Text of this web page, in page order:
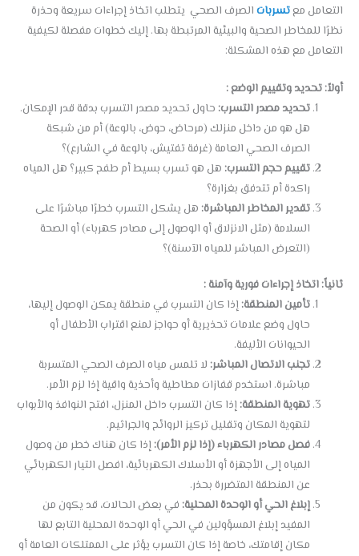
التعامل معتسرباتالصرف الصحي يتطلب اتخاذ إجراءات سريعة وحذرة
نظرًا للمخاطر الصحية والبيئية المرتبطة بها. إليك خطوات مفصلة لكيفية
التعامل مع هذه المشكلة:
أولاً: تحديد وتقييم الوضع :
تحديد مصدر التسرب:حاول تحديد مصدر التسرب بدقة قدر الإمكان.
هل هو من داخل منزلك (مرحاض، حوض، بالوعة) أم من شبكة
الصرف الصحي العامة (غرفة تفتيش، بالوعة في الشارع)؟
تقييم حجم التسرب:هل هو تسرب بسيط أم طفح كبير؟ هل المياه
راكدة أم تتدفق بغزارة؟
تقدير المخاطر المباشرة:هل يشكل التسرب خطرًا مباشرًا على
السلامة (مثل الانزلاق أو الوصول إلى مصادر كهرباء) أو الصحة
(التعرض المباشر للمياه الآسنة)؟
ثانياً: اتخاذ إجراءات فورية وآمنة :
تأمين المنطقة:إذا كان التسرب في منطقة يمكن الوصول إليها،
حاول وضع علامات تحذيرية أو حواجز لمنع اقتراب الأطفال أو
الحيوانات الأليفة.
تجنب الاتصال المباشر:لا تلمس مياه الصرف الصحي المتسربة
مباشرة. استخدم قفازات مطاطية وأحذية واقية إذا لزم الأمر.
تهوية المنطقة:إذا كان التسرب داخل المنزل، افتح النوافذ والأبواب
لتهوية المكان وتقليل تركيز الروائح والجراثيم.
فصل مصادر الكهرباء (إذا لزم الأمر):إذا كان هناك خطر من وصول
المياه إلى الأجهزة أو الأسلاك الكهربائية، افصل التيار الكهربائي
عن المنطقة المتضررة بحذر.
إبلاغ الحي أو الوحدة المحلية:في بعض الحالات، قد يكون من
المفيد إبلاغ المسؤولين في الحي أو الوحدة المحلية التابع لها
مكان إقامتك، خاصة إذا كان التسرب يؤثر على الممتلكات العامة أو